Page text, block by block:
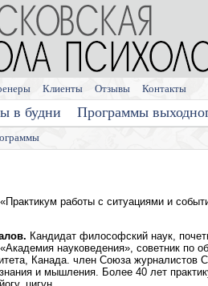
в будни Программы
Клиенты Отзывы Контакты
работы с ситуациями и
Кандидат философский наук,
науковедения», советник по
Канада. член Союза журналистов
и мышления. Более 40 лет